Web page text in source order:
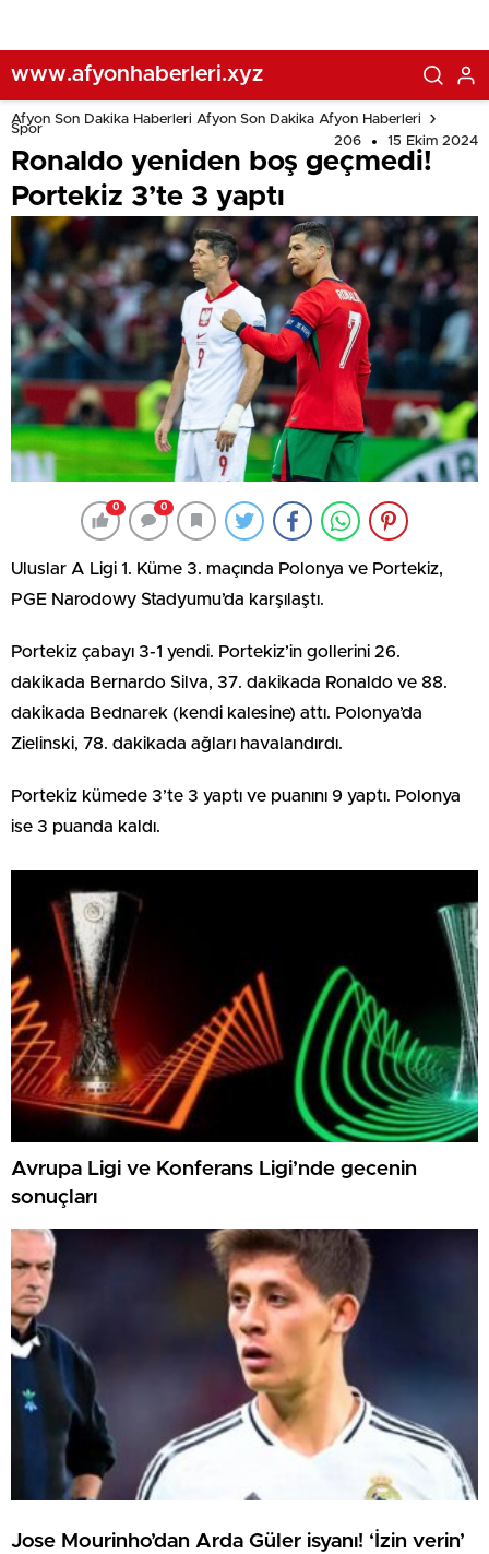
www.afyonhaberleri.xyz
Afyon Son Dakika Haberleri Afyon Son Dakika Afyon Haberleri
Spor
206
15 Ekim 2024
Ronaldo yeniden boş geçmedi!
Portekiz 3’te 3 yaptı
0 0
Uluslar A Ligi 1. Küme 3. maçında Polonya ve Portekiz,
PGE Narodowy Stadyumu’da karşılaştı.
Portekiz çabayı 3-1 yendi. Portekiz’in gollerini 26.
dakikada Bernardo Silva, 37. dakikada Ronaldo ve 88.
dakikada Bednarek (kendi kalesine) attı. Polonya’da
Zielinski, 78. dakikada ağları havalandırdı.
Portekiz kümede 3’te 3 yaptı ve puanını 9 yaptı. Polonya
ise 3 puanda kaldı.
Avrupa Ligi ve Konferans Ligi’nde gecenin
sonuçları
Jose Mourinho’dan Arda Güler isyanı! ‘İzin verin’